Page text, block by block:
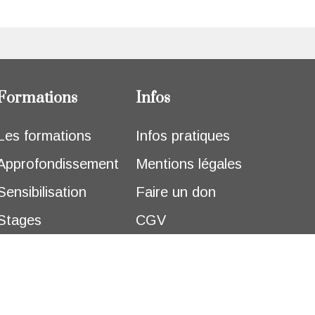
formations
Infos
Infos pratiques
Mentions légales
Faire un don
CGV